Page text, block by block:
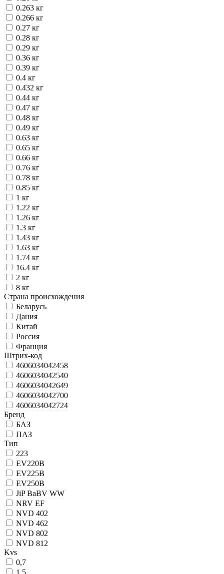
0.263 кг
0.266 кг
0.27 кг
0.28 кг
0.29 кг
0.36 кг
0.39 кг
0.4 кг
0.432 кг
0.44 кг
0.47 кг
0.48 кг
0.49 кг
0.63 кг
0.65 кг
0.66 кг
0.76 кг
0.78 кг
0.85 кг
1 кг
1.22 кг
1.26 кг
1.3 кг
1.43 кг
1.63 кг
1.74 кг
16.4 кг
2 кг
8 кг
Страна происхождения
Беларусь
Дания
Китай
Россия
Франция
Штрих-код
4606034042458
4606034042540
4606034042649
4606034042700
4606034042724
Бренд
БАЗ
ПАЗ
Тип
223
EV220B
EV225B
EV250B
JiP BaBV WW
NRV EF
NVD 402
NVD 462
NVD 802
NVD 812
Kvs
0,7
1,5